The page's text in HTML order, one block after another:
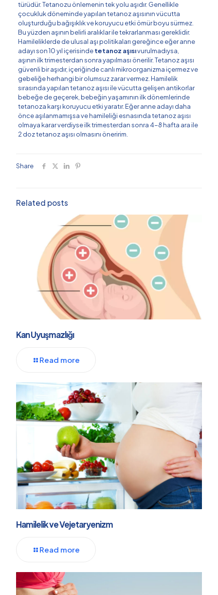
türüdür. Tetanozu önlemenin tek yolu aşıdır. Genellikle
çocukluk döneminde yapılan tetanoz aşısının vücutta
oluşturduğu bağışıklık ve koruyucu etki ömür boyu sürmez.
Bu yüzden aşının belirli aralıklar ile tekrarlanması gereklidir.
Hamileliklerde de ulusal aşı politikaları gereğince eğer anne
adayı son 10 yıl içerisindetetanoz aşısıvurulmadıysa,
aşının ilk trimesterdan sonra yapılması önerilir. Tetanoz aşısı
güvenli bir aşıdır, içeriğinde canlı mikroorganizma içermez ve
gebeliğe herhangi bir olumsuz zarar vermez. Hamilelik
sırasında yapılan tetanoz aşısı ile vücutta gelişen antikorlar
bebeğe de geçerek, bebeğin yaşamının ilk dönemlerinde
tetanoza karşı koruyucu etki yaratır. Eğer anne adayı daha
önce aşılanmamışsa ve hamileliği esnasında tetanoz aşısı
olmaya karar verdiyse ilk trimesterdan sonra 4-8 hafta ara ile
2 doz tetanoz aşısı olmasını öneririm.
Share
Related posts
Kan Uyuşmazlığı
Read more
Hamilelik ve Vejetaryenizm
Read more